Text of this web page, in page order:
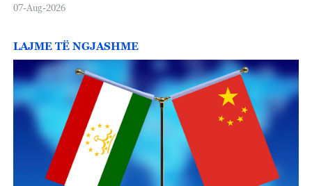
07-Aug-2026
LAJME TË NGJASHME